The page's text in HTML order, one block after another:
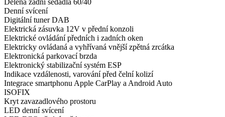
Dělená zadní sedadla 60/40
Denní svícení
Digitální tuner DAB
Elektrická zásuvka 12V v přední konzoli
Elektrické ovládání předních i zadních oken
Elektricky ovládaná a vyhřívaná vnější zpětná zrcátka
Elektronická parkovací brzda
Elektronický stabilizační systém ESP
Indikace vzdálenosti, varování před čelní kolizí
Integrace smartphonu Apple CarPlay a Android Auto
ISOFIX
Kryt zavazadlového prostoru
LED denní svícení